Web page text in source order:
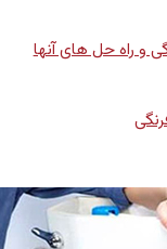
و راه حل های آنها